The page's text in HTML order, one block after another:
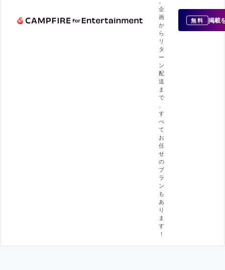
企
画
か
ら
リ
タ
ー
ン
配
送
ま
で
、
す
べ
て
お
任
せ
の
プ
ラ
ン
も
あ
り
ま
す
！
無料 掲載